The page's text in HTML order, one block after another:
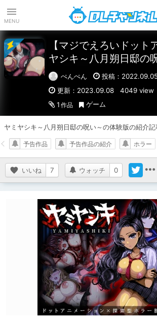
MENU
【マジでえろいドッ
ヤシキ～八月朔日邸の
ぺんぺん
投稿：
更新：2023.09.08
4049 view
1 作品 ゲーム
ヤミヤシキ～八月朔日邸の呪い～の体験版の紹介記
いいね 7 ウォッチ 0
予告作品 予告作品の紹介 ホラー